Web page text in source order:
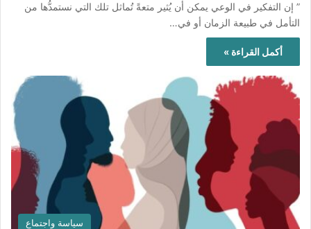
” إن التفكير في الوعي يمكن أن يُثير متعةً تُماثل تلك التي نستمدُّها من
التأمل في طبيعة الزمان أو في…
أكمل القراءة »
سياسة واجتماع